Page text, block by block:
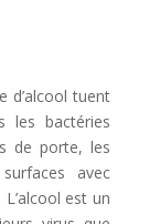
d’alcool tuent
les bactéries
de porte, les
avec
est un